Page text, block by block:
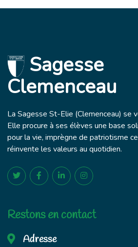
Sagesse
Clemenceau
La Sagesse St-Elie (Clemenceau) se
Elle procure à ses élèves une base
pour la vie, imprègne de patriotisme
réinvente les valeurs au quotidien.
Restons en contact
Adresse